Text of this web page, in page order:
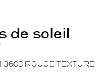
de soleil
3603 ROUGE TEXTURE